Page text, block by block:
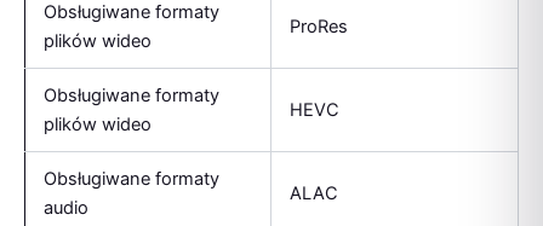
Obsługiwane formaty
plików wideo
ProRes
Obsługiwane formaty
plików wideo
HEVC
Obsługiwane formaty
audio
ALAC